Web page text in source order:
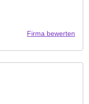
Firma bewerten